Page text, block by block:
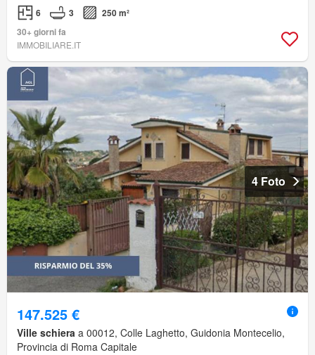
6 3
250 m²
30+ giorni fa
IMMOBILIARE.IT
4 Foto
147.525 €
Ville schiera a 00012, Colle Laghetto, Guidonia Montecelio,
Provincia di Roma Capitale